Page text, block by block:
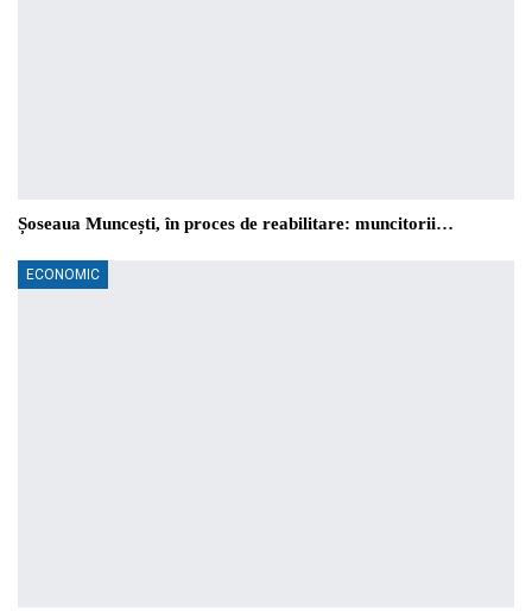
Șoseaua Muncești, în proces de reabilitare: muncitorii…
ECONOMIC